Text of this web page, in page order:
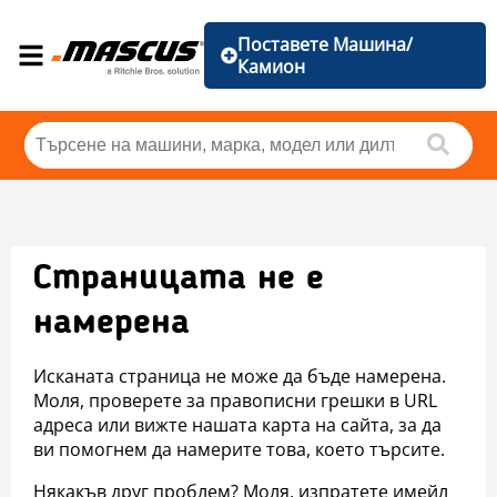
Поставете Машина/
Камион
Страницата не е
намерена
Исканата страница не може да бъде намерена.
Моля, проверете за правописни грешки в URL
адреса или вижте нашата карта на сайта, за да
ви помогнем да намерите това, което търсите.
Някакъв друг проблем? Моля, изпратете имейл